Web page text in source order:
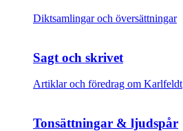
Diktsamlingar och översättningar
Sagt och skrivet
Artiklar och föredrag om Karlfeldt
Tonsättningar & ljudspår